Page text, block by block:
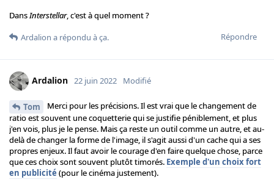
DansInterstellar, c'est à quel moment ?
Répondre
Ardalion a répondu à ça.
Ardalion 22 juin 2022 Modifié
Tom
Merci pour les précisions. Il est vrai que le changement de
ratio est souvent une coquetterie qui se justifie péniblement, et plus
j'en vois, plus je le pense. Mais ça reste un outil comme un autre, et au-
delà de changer la forme de l'image, il s'agit aussi d'un cache qui a ses
propres enjeux. Il faut avoir le courage d'en faire quelque chose, parce
que ces choix sont souvent plutôt timorés. Exemple d'un choix fort
en publicité (pour le cinéma justement).